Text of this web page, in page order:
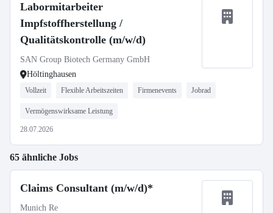
Labormitarbeiter
Impfstoffherstellung /
Qualitätskontrolle (m/w/d)
SAN Group Biotech Germany GmbH
Höltinghausen
Vollzeit Flexible Arbeitszeiten Firmenevents Jobrad
Vermögenswirksame Leistung
28.07.2026
65 ähnliche Jobs
Claims Consultant (m/w/d)*
Munich Re